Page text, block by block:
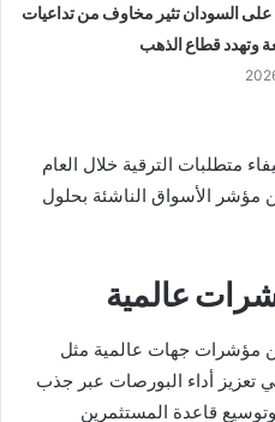
السودان تثير مخاوف من تداعيات
وتهدد قطاع الذهب
متطلبات الترقية خلال العام
مؤشر الأسواق الناشئة بحلول
عالمية
مؤشرات جهات عالمية مثل
أداء البورصات عبر جذب
قاعدة المستثمرين